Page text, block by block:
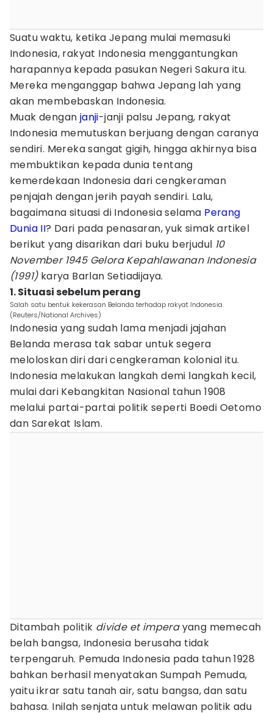
Suatu waktu, ketika Jepang mulai memasuki
Indonesia, rakyat Indonesia menggantungkan
harapannya kepada pasukan Negeri Sakura itu.
Mereka menganggap bahwa Jepang lah yang
akan membebaskan Indonesia.
Muak dengan janji-janji palsu Jepang, rakyat
Indonesia memutuskan berjuang dengan caranya
sendiri. Mereka sangat gigih, hingga akhirnya bisa
membuktikan kepada dunia tentang
kemerdekaan Indonesia dari cengkeraman
penjajah dengan jerih payah sendiri. Lalu,
bagaimana situasi di Indonesia selama Perang
Dunia II? Dari pada penasaran, yuk simak artikel
berikut yang disarikan dari buku berjudul 10
November 1945 Gelora Kepahlawanan Indonesia
(1991)karya Barlan Setiadijaya.
1. Situasi sebelum perang
Salah satu bentuk kekerasan Belanda terhadap rakyat Indonesia.
(Reuters/National Archives)
Indonesia yang sudah lama menjadi jajahan
Belanda merasa tak sabar untuk segera
meloloskan diri dari cengkeraman kolonial itu.
Indonesia melakukan langkah demi langkah kecil,
mulai dari Kebangkitan Nasional tahun 1908
melalui partai-partai politik seperti Boedi Oetomo
dan Sarekat Islam.
Ditambah politik divide et imperayang memecah
belah bangsa, Indonesia berusaha tidak
terpengaruh. Pemuda Indonesia pada tahun 1928
bahkan berhasil menyatakan Sumpah Pemuda,
yaitu ikrar satu tanah air, satu bangsa, dan satu
bahasa. Inilah senjata untuk melawan politik adu